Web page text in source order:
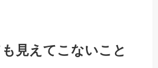
見えてこないこと